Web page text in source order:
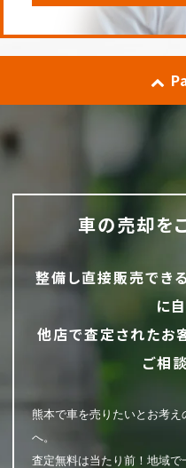
車の売却を
整備し直接販売でき
に
他店で査定されたお
ご相
熊本で車を売りたいとお考
へ。
査定無料は当たり前！地域で